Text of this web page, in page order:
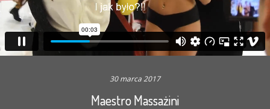
30 marca 2017
Maestro Massażini